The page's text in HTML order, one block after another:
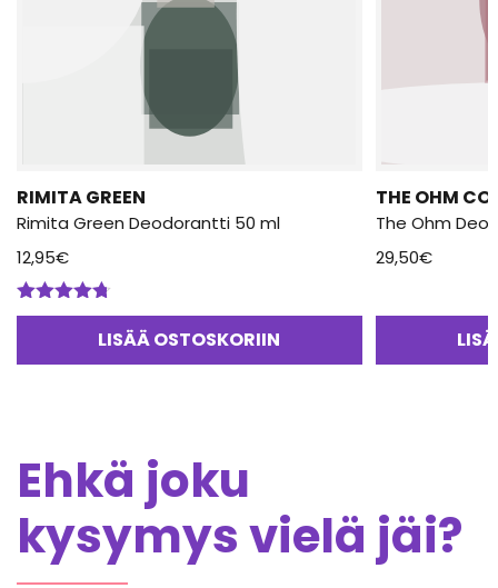
RIMITA GREEN
Rimita Green Deodorantti 50 ml
12,95€
Arvostelu
LISÄÄ OSTOSKORIIN
THE OHM
The Ohm
29,50€
Ehkä joku
kysymys vielä jäi?